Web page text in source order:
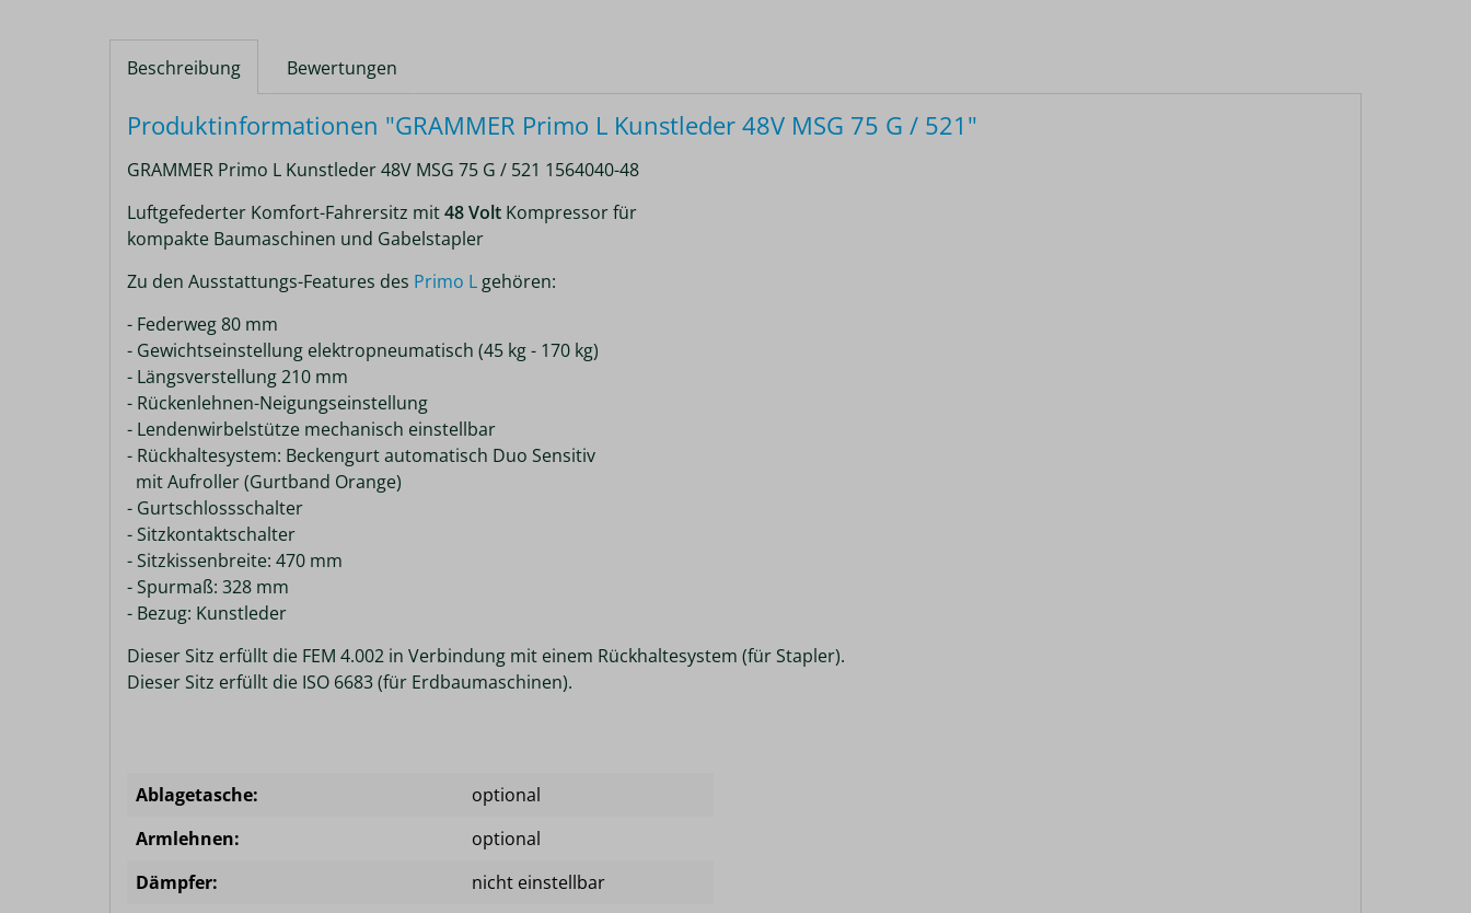
Beschreibung Bewertungen
Produktinformationen "GRAMMER Primo L Kunstleder 48V MSG 75 G / 521"
GRAMMER Primo L Kunstleder 48V MSG 75 G / 521 1564040-48
Luftgefederter Komfort-Fahrersitz mit48 Volt Kompressor für
kompakte Baumaschinen und Gabelstapler
Zu den Ausstattungs-Features des Primo L gehören:
- Federweg 80 mm
- Gewichtseinstellung elektropneumatisch (45 kg - 170 kg)
- Längsverstellung 210 mm
- Rückenlehnen-Neigungseinstellung
- Lendenwirbelstütze mechanisch einstellbar
- Rückhaltesystem: Beckengurt automatisch Duo Sensitiv
mit Aufroller (Gurtband Orange)
- Gurtschlossschalter
- Sitzkontaktschalter
- Sitzkissenbreite: 470 mm
- Spurmaß: 328 mm
- Bezug: Kunstleder
Dieser Sitz erfüllt die FEM 4.002 in Verbindung mit einem Rückhaltesystem (für Stapler).
Dieser Sitz erfüllt die ISO 6683 (für Erdbaumaschinen).
Ablagetasche:
optional
Armlehnen:
optional
Dämpfer:
nicht einstellbar